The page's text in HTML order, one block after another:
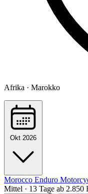
Afrika · Marokko
Okt 2026
Morocco Enduro
Mittel · 13 Tage ab 2.850